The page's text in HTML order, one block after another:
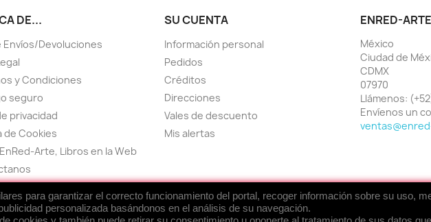
DE...
Envíos/Devoluciones
y Condiciones
seguro
privacidad
de Cookies
Arte, Libros en la Web
sitio
SU CUENTA
Información personal
Pedidos
Créditos
Direcciones
Vales de descuento
Mis alertas
ENRED-
México
Ciudad de
CDMX
07970
Llámenos:
Envíenos un
para garantizar el correcto funcionamiento del portal, recoger información sobre su uso,
personalizada basándonos en el análisis de su navegación.